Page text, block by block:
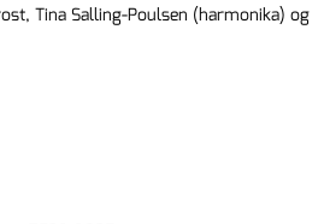
Tina Salling-Poulsen (harmonika) og